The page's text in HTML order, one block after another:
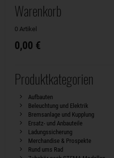
Warenkorb
0 Artikel
0,00 €
Produktkategorien
Aufbauten
Beleuchtung und Elektrik
Bremsanlage und Kupplung
Ersatz- und Anbauteile
Ladungssicherung
Merchandise & Prospekte
Rund ums Rad